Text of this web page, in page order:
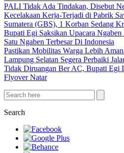
PALI Tidak Ada Tindakan, Disebut
Kecelakaan Kerja-Terjadi di Pabrik
Sumatera (GBS), 1 Korban Sedang
Bupati Egi Saksikan Upacara Ngaben
Satu Ngaben Terbesar Di Indonesia
Pastikan Mobilitas Warga Lebih
Lampung Selatan Segera Perbaiki
Tidak Diruangan Ber AC, Bupati Egi
Flyover Natar
Search